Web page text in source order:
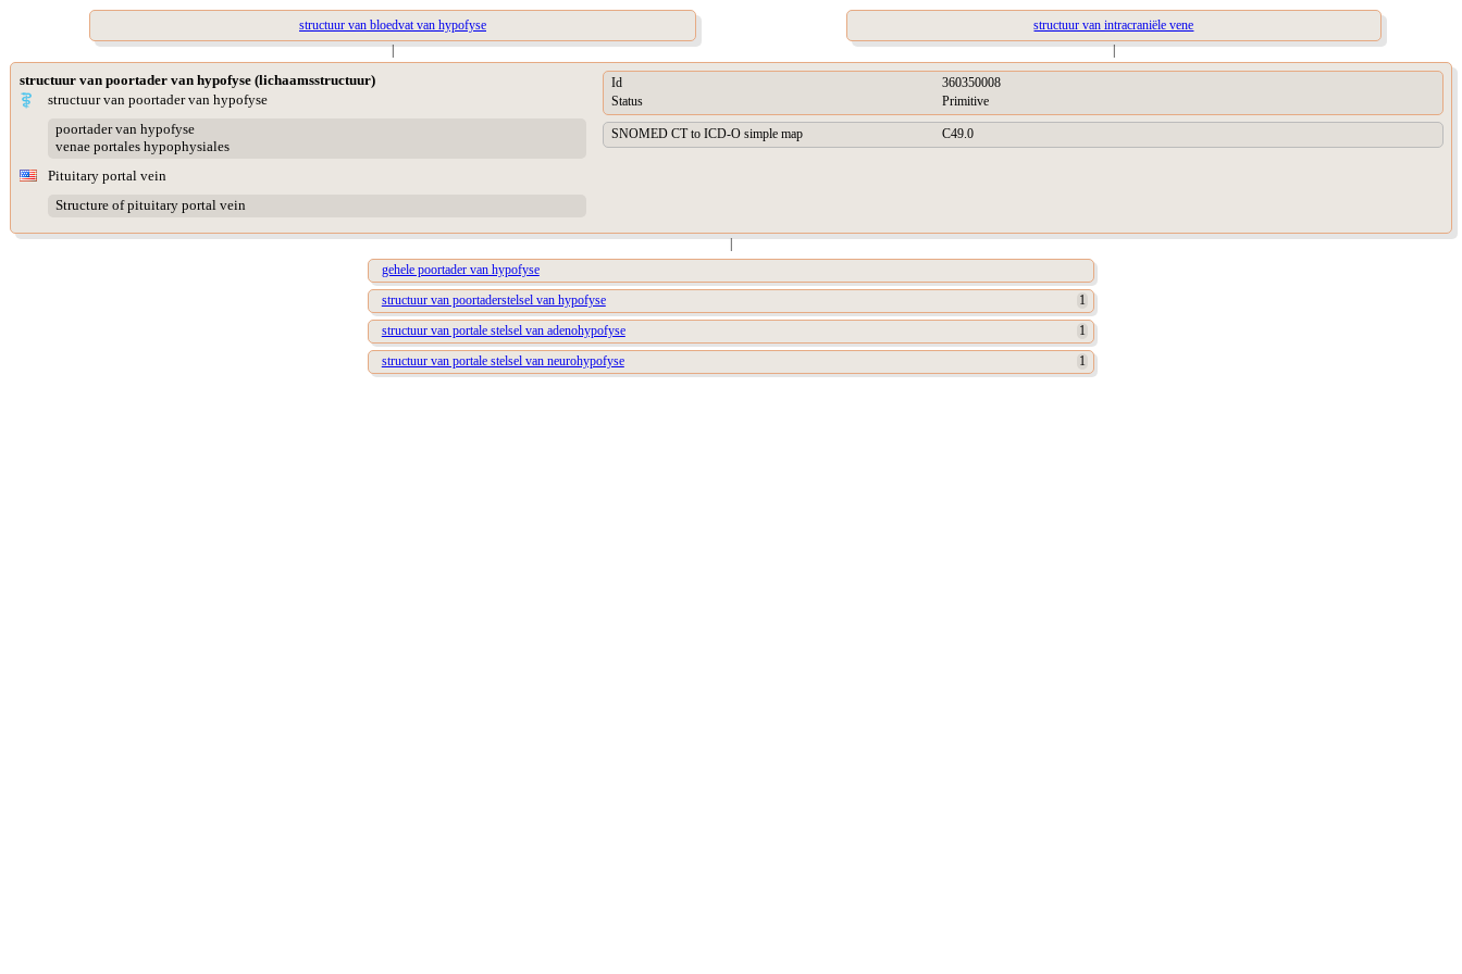
structuur van bloedvat van hypofyse
structuur van intracraniële vene
|
|
structuur van poortader van hypofyse (lichaamsstructuur)
structuur van poortader van hypofyse
poortader van hypofyse
venae portales hypophysiales
Pituitary portal vein
Structure of pituitary portal vein
Id
360350008
Status
Primitive
SNOMED CT to ICD-O simple map C49.0
|
gehele poortader van hypofyse
structuur van poortaderstelsel van hypofyse
1
structuur van portale stelsel van adenohypofyse
1
structuur van portale stelsel van neurohypofyse
1